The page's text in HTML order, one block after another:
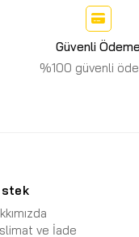
Güvenli Ödeme
%100 güvenli
ve İade